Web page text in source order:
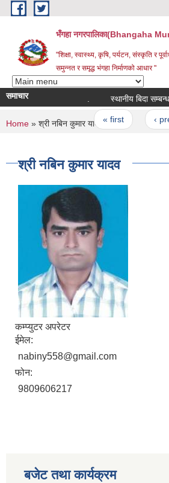
Skip to main content
भँगहा नगरपालिका(Bhangaha
"शिक्षा, स्वास्थ्य, कृषि, पर्यटन, संस्कृति र
समुन्नत र समृद्ध भंगहा निर्माणको आधार "
समाचार स्थानीय बिदा सम्बन्धमा
Pages
« first ‹
You are here
Home » श्री नबिन कुमार यादव
श्री नबिन कुमार यादव
कम्प्युटर अपरेटर
ईमेल:
nabiny558@gmail.com
फोन:
9809606217
बजेट तथा कार्यक्रम